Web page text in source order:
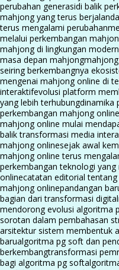
perubahan generasidi balik
mahjong yang terus berjalan
terus mengalami perubahan
melalui perkembangan
mahjong di lingkungan modern
masa depan mahjong
seiring berkembangnya
mengenai mahjong online di
interaktifevolusi platform
yang lebih terhubungdinamika
perkembangan mahjong
mahjong online mulai
balik transformasi media
mahjong onlinesejak awal
mahjong online terus
perkembangan teknologi
onlinecatatan editorial
mahjong onlinepandangan
bagian dari transformasi digital
mendorong evolusi algoritma
sorotan dalam pembahasan
arsitektur sistem membentuk
barualgoritma pg soft dan
berkembangtransformasi
bagi algoritma pg soft